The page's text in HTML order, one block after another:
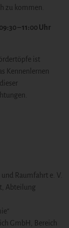
zu kommen.
– 11:00 Uhr
ist
Kennenlernen
Raumfahrt e. V.
Abteilung
GmbH, Bereich